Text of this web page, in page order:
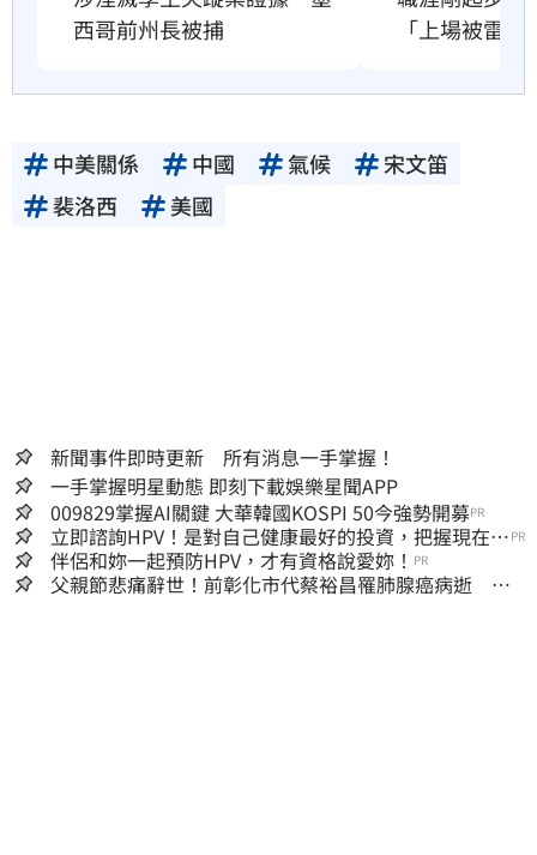
西哥前州長被捕
「上場被雷劈
中美關係 中國 氣候
宋文笛
裴洛西
美國
新聞事件即時更新 所有消息一手掌握！
一手掌握明星動態 即刻下載娛樂星聞APP
009829掌握AI關鍵 大華韓國KOSPI 50今強勢開募PR
立即諮詢HPV！是對自己健康最好的投資，把握現在不
嫌晚！
PR
伴侶和妳一起預防HPV，才有資格說愛妳！ PR
父親節悲痛辭世！前彰化市代蔡裕昌罹肺腺癌病逝 享